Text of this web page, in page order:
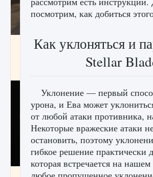
Как исправить неработающие
1 205 0
посмотрим, как добиться
Как уклоняться и
Stellar
Уклонение — первый
урона, и Ева может
от любой атаки противника,
Некоторые вражеские атаки
остановить, поэтому
гибкое решение практически
которая встречается на